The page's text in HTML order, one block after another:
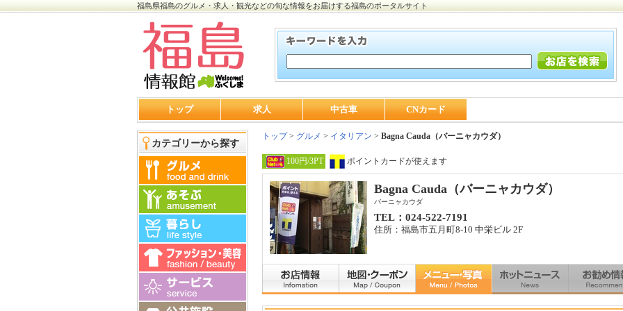
福島県福島のグルメ・求人・観光などの旬な情報をお届けする福島のポータルサイト
トップ 求人 中古車 CNカード
カテゴリーから探す
トップ> グルメ > イタリアン > Bagna Cauda（バーニャカウダ）
100円/3PT ポイントカードが使えます
Bagna Cauda（バーニャカウダ）
バーニャカウダ
TEL：024-522-7191
住所：福島市五月町8-10 中栄ビル 2F